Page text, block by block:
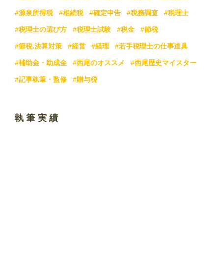
#源泉所得税 #相続税 #確定申告 #税務調査 #税理士
#税理士の選び方 #税理士試験 #税金 #節税
#節税.決算対策 #経営 #経理 #若手税理士の仕事道具
#補助金・助成金 #西尾のオススメ #西尾歴史マイスター
#記事執筆・監修 #贈与税
執筆実績